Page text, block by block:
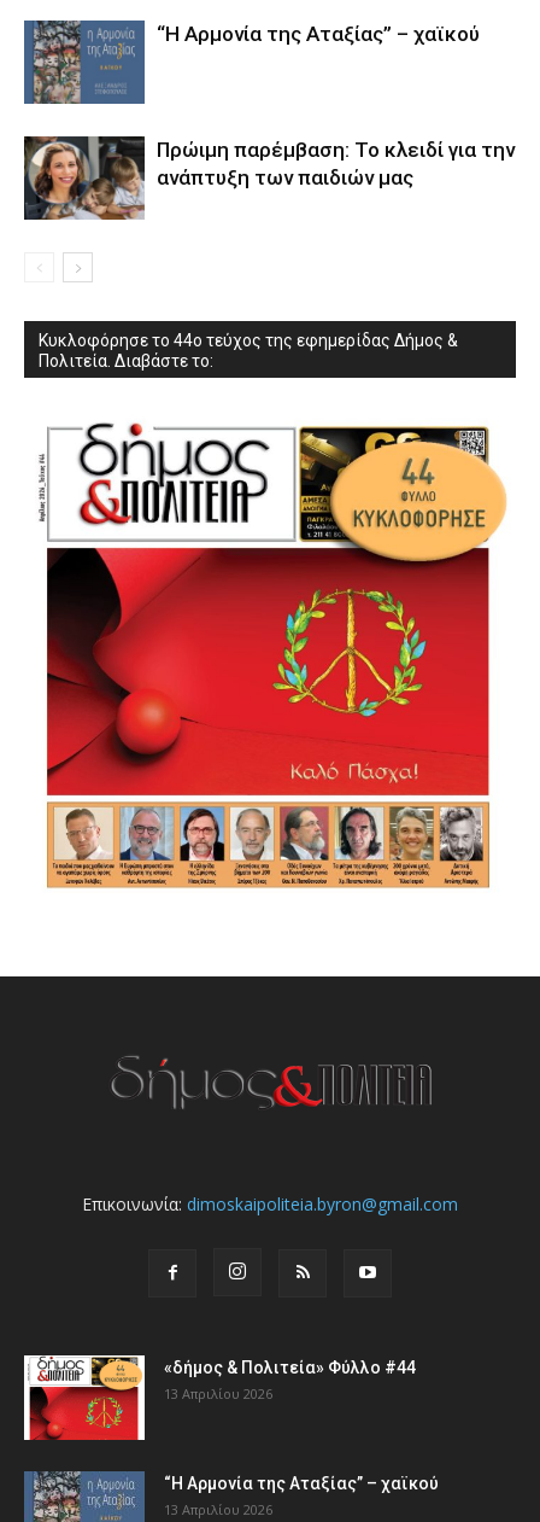
“Η Αρμονία της Αταξίας” – χαϊκού
Πρώιμη παρέμβαση: Το κλειδί για την
ανάπτυξη των παιδιών µας
Κυκλοφόρησε το 44ο τεύχος της εφημερίδας Δήμος &
Πολιτεία. Διαβάστε το:
Επικοινωνία: dimoskaipoliteia.byron@gmail.com
«δήμος & Πολιτεία» Φύλλο #44
13 Απριλίου 2026
“Η Αρμονία της Αταξίας” – χαϊκού
13 Απριλίου 2026